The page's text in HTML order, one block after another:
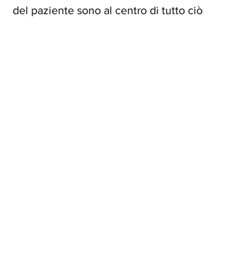
del paziente sono al centro di tutto ciò